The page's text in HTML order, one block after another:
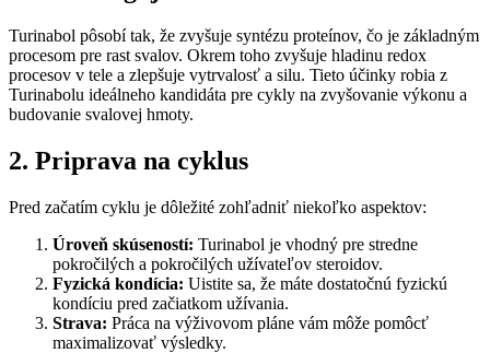
Turinabol pôsobí tak, že zvyšuje syntézu proteínov, čo je základným
procesom pre rast svalov. Okrem toho zvyšuje hladinu redox
procesov v tele a zlepšuje vytrvalosť a silu. Tieto účinky robia z
Turinabolu ideálneho kandidáta pre cykly na zvyšovanie výkonu a
budovanie svalovej hmoty.
2. Priprava na cyklus
Pred začatím cyklu je dôležité zohľadniť niekoľko aspektov:
Úroveň skúseností: Turinabol je vhodný pre stredne
pokročilých a pokročilých užívateľov steroidov.
Fyzická kondícia: Uistite sa, že máte dostatočnú fyzickú
kondíciu pred začiatkom užívania.
Strava: Práca na výživovom pláne vám môže pomôcť
maximalizovať výsledky.